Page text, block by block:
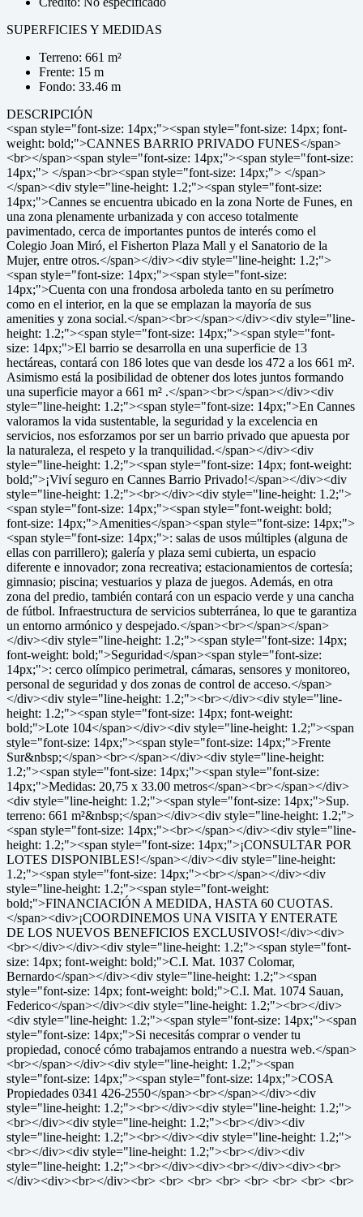
SUPERFICIES Y MEDIDAS
Terreno: 661 m²
Frente: 15 m
Fondo: 33.46 m
DESCRIPCIÓN
<span style="font-size: 14px;"><span style="font-size: 14px; font-
weight: bold;">CANNES BARRIO PRIVADO FUNES</span>
<br></span><span style="font-size: 14px;"><span style="font-size:
14px;"> </span><br><span style="font-size: 14px;"> </span>
</span><div style="line-height: 1.2;"><span style="font-size:
14px;">Cannes se encuentra ubicado en la zona Norte de Funes, en
una zona plenamente urbanizada y con acceso totalmente
pavimentado, cerca de importantes puntos de interés como el
Colegio Joan Miró, el Fisherton Plaza Mall y el Sanatorio de la
Mujer, entre otros.</span></div><div style="line-height: 1.2;">
<span style="font-size: 14px;"><span style="font-size:
14px;">Cuenta con una frondosa arboleda tanto en su perímetro
como en el interior, en la que se emplazan la mayoría de sus
amenities y zona social.</span><br></span></div><div style="line-
height: 1.2;"><span style="font-size: 14px;"><span style="font-
size: 14px;">El barrio se desarrolla en una superficie de 13
hectáreas, contará con 186 lotes que van desde los 472 a los 661 m².
Asimismo está la posibilidad de obtener dos lotes juntos formando
una superficie mayor a 661 m² .</span><br></span></div><div
style="line-height: 1.2;"><span style="font-size: 14px;">En Cannes
valoramos la vida sustentable, la seguridad y la excelencia en
servicios, nos esforzamos por ser un barrio privado que apuesta por
la naturaleza, el respeto y la tranquilidad.</span></div><div
style="line-height: 1.2;"><span style="font-size: 14px; font-weight:
bold;">¡Viví seguro en Cannes Barrio Privado!</span></div><div
style="line-height: 1.2;"><br></div><div style="line-height: 1.2;">
<span style="font-size: 14px;"><span style="font-weight: bold;
font-size: 14px;">Amenities</span><span style="font-size: 14px;">
<span style="font-size: 14px;">: salas de usos múltiples (alguna de
ellas con parrillero); galería y plaza semi cubierta, un espacio
diferente e innovador; zona recreativa; estacionamientos de cortesía;
gimnasio; piscina; vestuarios y plaza de juegos. Además, en otra
zona del predio, también contará con un espacio verde y una cancha
de fútbol. Infraestructura de servicios subterránea, lo que te garantiza
un entorno armónico y despejado.</span><br></span></span>
</div><div style="line-height: 1.2;"><span style="font-size: 14px;
font-weight: bold;">Seguridad</span><span style="font-size:
14px;">: cerco olímpico perimetral, cámaras, sensores y monitoreo,
personal de seguridad y dos zonas de control de acceso.</span>
</div><div style="line-height: 1.2;"><br></div><div style="line-
height: 1.2;"><span style="font-size: 14px; font-weight:
bold;">Lote 104</span></div><div style="line-height: 1.2;"><span
style="font-size: 14px;"><span style="font-size: 14px;">Frente
Sur&nbsp;</span><br></span></div><div style="line-height:
1.2;"><span style="font-size: 14px;"><span style="font-size:
14px;">Medidas: 20,75 x 33.00 metros</span><br></span></div>
<div style="line-height: 1.2;"><span style="font-size: 14px;">Sup.
terreno: 661 m²&nbsp;</span></div><div style="line-height: 1.2;">
<span style="font-size: 14px;"><br></span></div><div style="line-
height: 1.2;"><span style="font-size: 14px;">¡CONSULTAR POR
LOTES DISPONIBLES!</span></div><div style="line-height:
1.2;"><span style="font-size: 14px;"><br></span></div><div
style="line-height: 1.2;"><span style="font-weight:
bold;">FINANCIACIÓN A MEDIDA, HASTA 60 CUOTAS.
</span><div>¡COORDINEMOS UNA VISITA Y ENTERATE
DE LOS NUEVOS BENEFICIOS EXCLUSIVOS!</div><div>
<br></div></div><div style="line-height: 1.2;"><span style="font-
size: 14px; font-weight: bold;">C.I. Mat. 1037 Colomar,
Bernardo</span></div><div style="line-height: 1.2;"><span
style="font-size: 14px; font-weight: bold;">C.I. Mat. 1074 Sauan,
Federico</span></div><div style="line-height: 1.2;"><br></div>
<div style="line-height: 1.2;"><span style="font-size: 14px;"><span
style="font-size: 14px;">Si necesitás comprar o vender tu
propiedad, conocé cómo trabajamos entrando a nuestra web.</span>
<br></span></div><div style="line-height: 1.2;"><span
style="font-size: 14px;"><span style="font-size: 14px;">COSA
Propiedades 0341 426-2550</span><br></span></div><div
style="line-height: 1.2;"><br></div><div style="line-height: 1.2;">
<br></div><div style="line-height: 1.2;"><br></div><div
style="line-height: 1.2;"><br></div><div style="line-height: 1.2;">
<br></div><div style="line-height: 1.2;"><br></div><div
style="line-height: 1.2;"><br></div><div><br></div><div><br>
</div><div><br></div><br> <br> <br> <br> <br> <br> <br> <br>